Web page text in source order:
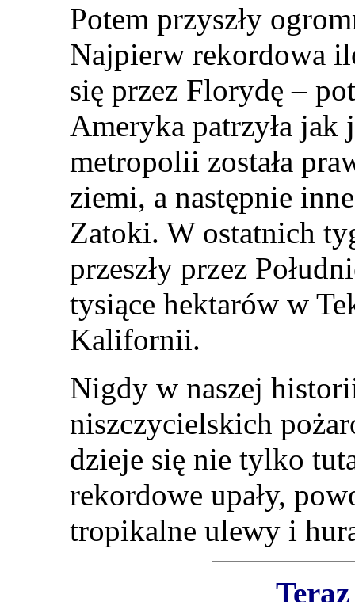
Potem przyszły
Najpierw rekordowa
się przez Florydę –
Ameryka patrzyła jak
metropolii została
ziemi, a następnie
Zatoki. W ostatnich
przeszły przez
tysiące hektarów w
Kalifornii.
Nigdy w naszej
niszczycielskich
dzieje się nie tylko
rekordowe upały,
tropikalne ulewy i